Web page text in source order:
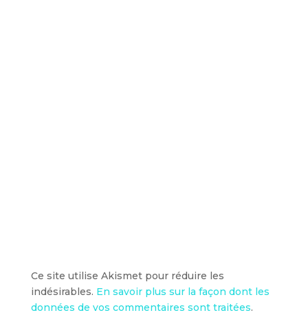
Ce site utilise Akismet pour réduire les
indésirables. En savoir plus sur la façon dont les
données de vos commentaires sont traitées.